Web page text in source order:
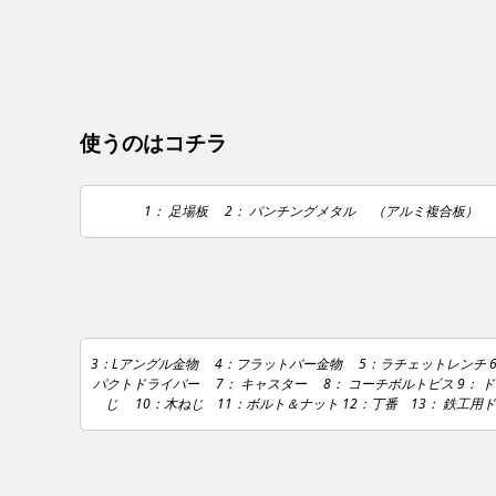
使うのはコチラ
1： 足場板 2： パンチングメタル （アルミ複合板）
3：Lアングル金物 4：フラットバー金物 5：ラチェットレンチ
パクトドライバー 7： キャスター 8： コーチボルトビス 9： ド
じ 10：木ねじ 11：ボルト＆ナット 12：丁番 13： 鉄工用